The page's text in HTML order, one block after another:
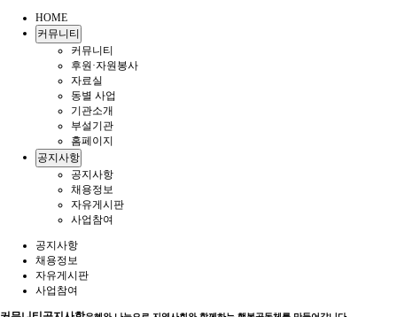
HOME
커뮤니티
커뮤니티
후원·자원봉사
자료실
동별 사업
기관소개
부설기관
홈페이지
공지사항
공지사항
채용정보
자유게시판
사업참여
공지사항
채용정보
자유게시판
사업참여